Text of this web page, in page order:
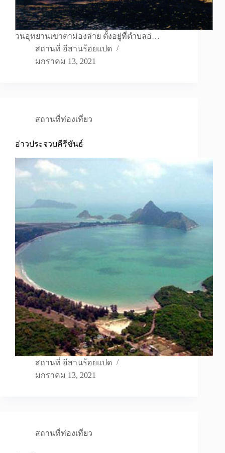
วนอุทยานเขาตาม่องล่าย ตั้งอยู่ที่ตำบลอ่…
สถานที่ อีสานร้อยแปด
มกราคม 13, 2021
สถานที่ท่องเที่ยว
อ่าวประจวบคีรีขันธ์
สถานที่ อีสานร้อยแปด
มกราคม 13, 2021
สถานที่ท่องเที่ยว